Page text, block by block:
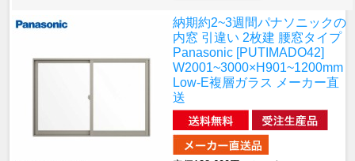
納期約2~3週間パナソニックの
内窓 引違い 2枚建 腰窓タイプ
Panasonic [PUTIMADO42]
W2001~3000×H901~1200mm
Low-E複層ガラス メーカー直
送